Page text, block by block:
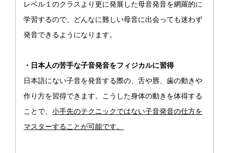
レベル１のクラスより更に発展した母音発音を網羅的に
学習するので、どんなに難しい母音に出会っても迷わず
発音できるようになります。
・日本人の苦手な子音発音をフィジカルに習得
日本語にない子音を発音する際の、舌や唇、歯の動きや
作り方を習得できます。こうした身体の動きを体得する
ことで、小手先のテクニックではない子音発音の仕方を
マスターすることが可能です。